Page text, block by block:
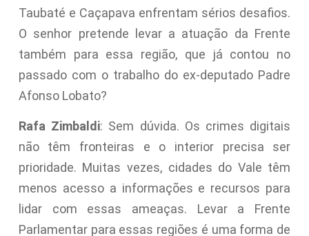
Taubaté e Caçapava enfrentam sérios desafios.
O senhor pretende levar a atuação da Frente
também para essa região, que já contou no
passado com o trabalho do ex-deputado Padre
Afonso Lobato?
Rafa Zimbaldi: Sem dúvida. Os crimes digitais
não têm fronteiras e o interior precisa ser
prioridade. Muitas vezes, cidades do Vale têm
menos acesso a informações e recursos para
lidar com essas ameaças. Levar a Frente
Parlamentar para essas regiões é uma forma de